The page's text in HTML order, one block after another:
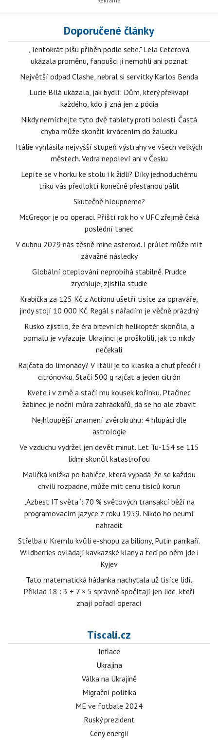
Doporučené články
„Tentokrát píšu příběh podle sebe." Lela Ceterová
ukázala proměnu, fanoušci ji nemohli ani poznat
Největší odpad Clashe, nebral si servítky Karlos Benda
Lucie Bílá ukázala, jak bydlí: Dům, který překvapí
každého, kdo ji zná jen z pódia
Nikdy nemíchejte tyto dvě tablety proti bolesti. Častá
chyba může skončit krvácením do žaludku
Itálie vyhlásila nejvyšší stupeň výstrahy ve všech velkých
městech. Vedra nepoleví ani v Česku
Lepíte se v horku ke stolu i k židli? Díky jednoduchému
triku vás předloktí konečně přestanou pálit
Skutečně hloupneme?
McGregor je po operaci. Příští rok ho v UFC zřejmě čeká
poslední tanec
V dubnu 2029 nás těsně mine asteroid. I průlet může mít
závažné následky
Globální oteplování neprobíhá stabilně. Prudce
zrychluje, zjistila studie
Krabička za 125 Kč z Actionu ušetří tisíce za opraváře,
jindy stojí 10 000 Kč. Regál s nářadím je věčně prázdný
Rusko zjistilo, že éra bitevních helikoptér skončila, a
pomalu je vyřazuje. Ukrajinci je proškolili, jak to nikdy
nečekali
Rajčata do limonády? V Itálii je to klasika a chuť předčí i
citrónovku. Stačí 500 g rajčat a jeden citrón
Kvete i v zimě a stačí mu kousek kořínku. Ptačinec
žabinec je noční můra zahrádkářů, dá se ho ale zbavit
Nejhloupější znamení zvěrokruhu: 4 hlupáci dle
astrologie
Ve vzduchu vydržel jen devět minut. Let Tu-154 se 115
lidmi skončil katastrofou
Maličká knížka po babičce, která vypadá, že se každou
chvíli rozpadne, může mít cenu tisíců korun
„Azbest IT světa“: 70 % světových transakcí běží na
programovacím jazyce z roku 1959. Nikdo ho neumí
nahradit
Střelba u Kremlu kvůli e-shopu za biliony, Putin panikaří.
Wildberries ovládají kavkazské klany a teď po něm jde i
Kyjev
Tato matematická hádanka nachytala už tisíce lidí.
Příklad 18 : 3 + 7 × 5 správně spočítají jen lidé, kteří
znají pořadí operací
Tiscali.cz
Inflace
Ukrajina
Válka na Ukrajině
Migrační politika
ME ve fotbale 2024
Ruský prezident
Ceny energií